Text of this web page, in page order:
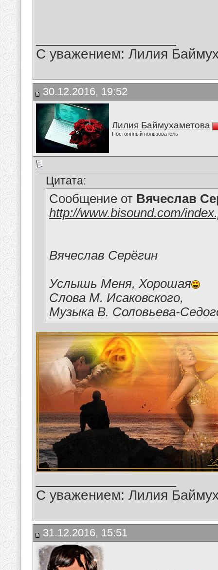
С уважением: Лилия
30.12.2016, 19:52
Лилия Баймухаметова
Постоянный пользователь
Цитата:
Сообщение от Вячеслав
http://www.bisound.com/
Вячеслав Серёгин
Услышь Меня, Хорошая
Слова М. Исаковского,
Музыка В. Соловьева-
С уважением: Лилия
31.12.2016, 15:51